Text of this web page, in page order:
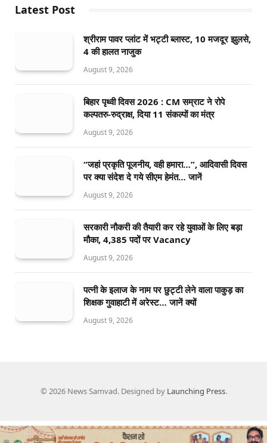
Latest Post
श्रीराम पावर प्लांट में भट्टी ब्लास्ट, 10 मजदूर झुलसे,
4 की हालत नाजुक
August 9, 2026
बिहार पृथ्वी दिवस 2026 : CM सम्राट ने रोपे
कल्पतरु-रुद्राक्ष, दिया 11 संकल्पों का मंत्र
August 9, 2026
“जहां प्रकृति पूजनीय, वही हमारा…”, आदिवासी दिवस
पर क्या संदेश दे गये सीएम हेमंत… जानें
August 9, 2026
सरकारी नौकरी की तैयारी कर रहे युवाओं के लिए बड़ा
मौका, 4,385 पदों पर Vacancy
August 9, 2026
पत्नी के इलाज के नाम पर छुट्टी लेने वाला पाकुड़ का
शिक्षक गुवाहाटी में अरेस्ट… जानें क्यों
August 9, 2026
© 2026 News Samvad. Designed by Launching Press.